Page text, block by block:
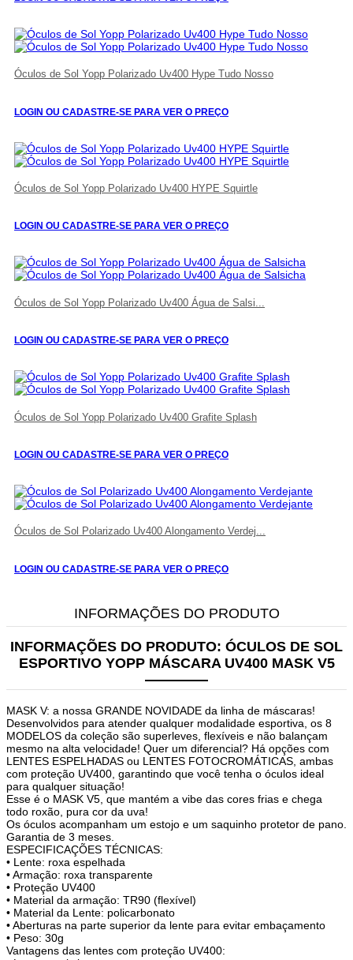
Óculos de Sol Yopp Polarizado Uv400 Hype Tudo Nosso
LOGIN OU CADASTRE-SE PARA VER O PREÇO
Óculos de Sol Yopp Polarizado Uv400 HYPE Squirtle
LOGIN OU CADASTRE-SE PARA VER O PREÇO
Óculos de Sol Yopp Polarizado Uv400 Água de Salsi...
LOGIN OU CADASTRE-SE PARA VER O PREÇO
Óculos de Sol Yopp Polarizado Uv400 Grafite Splash
LOGIN OU CADASTRE-SE PARA VER O PREÇO
Óculos de Sol Polarizado Uv400 Alongamento Verdej...
LOGIN OU CADASTRE-SE PARA VER O PREÇO
INFORMAÇÕES DO PRODUTO
INFORMAÇÕES DO PRODUTO: ÓCULOS DE SOL
ESPORTIVO YOPP MÁSCARA UV400 MASK V5
MASK V: a nossa GRANDE NOVIDADE da linha de máscaras!
Desenvolvidos para atender qualquer modalidade esportiva, os 8
MODELOS da coleção são superleves, flexíveis e não balançam
mesmo na alta velocidade! Quer um diferencial? Há opções com
LENTES ESPELHADAS ou LENTES FOTOCROMÁTICAS, ambas
com proteção UV400, garantindo que você tenha o óculos ideal
para qualquer situação!
Esse é o MASK V5, que mantém a vibe das cores frias e chega
todo roxão, pura cor da uva!
Os óculos acompanham um estojo e um saquinho protetor de pano.
Garantia de 3 meses.
ESPECIFICAÇÕES TÉCNICAS:
• Lente: roxa espelhada
• Armação: roxa transparente
• Proteção UV400
• Material da armação: TR90 (flexível)
• Material da Lente: policarbonato
• Aberturas na parte superior da lente para evitar embaçamento
• Peso: 30g
Vantagens das lentes com proteção UV400: